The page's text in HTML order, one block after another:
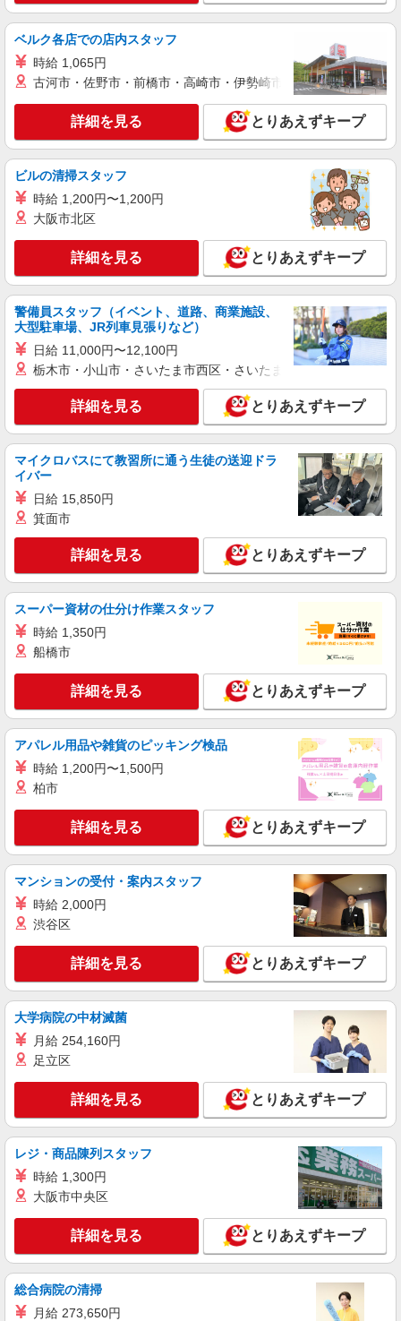
キープ 詳細を見る
紹介予定派遣
パーソルテンプスタッフ株式会社 静岡コーディネートセンター（浜
松）/26-0617475
≪昇給／賞与あり≫不動産の管理事務と現場で
の確認etc.未経験OK￥1,420〜
時給1420円 ●月収例：￥1,420×8時間＝
￥11,360×21日＝￥238,560+交通費+残業代
静岡県浜松市中央区／最寄駅：浜松駅、新浜松
キープ 詳細を見る
派遣社員
パーソルテンプスタッフ株式会社 静岡コーディネートセンター（浜
松）/26-0557619
注文対応や伝票入力★PC入力と電話対応が出
来ればOK！
時給1400円
静岡県浜松市中央区／最寄駅：天竜川駅、浜松
駅 【旧東区】 ≪車通勤可≫ 無料駐車場あり
ます♪
キープ 詳細を見る
派遣社員
パーソルテンプスタッフ株式会社 静岡コーディネートセンター（浜
PC使った業務の経験あればできる！データ入
力や総務的［一般事務］
時給1400円 ○月収例：￥1,400×7時間30分＝
￥10,500×21日＝￥220,500+交通費
静岡県浜松市中央区／最寄駅：浜松駅、第一通
キープ 詳細を見る
派遣社員
パーソルテンプスタッフ株式会社 静岡コーディネートセンター（浜
松）/26-0577363
［お手伝いがメイン♪］ゆったりかんたん入力
＆気分転換にプチ農業＠1400円
時給1400円
静岡県浜松市中央区／最寄駅：気賀駅、自動車
学校前駅 【旧西区】 ≪車通勤可≫ ●無料
P（建屋すぐヨコ）
キープ 詳細を見る
パーソルテンプスタッフ株式会社 静岡コーディネートセンター（浜
松）/26-0625237
事務経験積もう♪
静岡県浜松市中央区／最寄駅：曳馬駅、天竜川
駅 【旧東区】 ≪車通勤可≫ 駐車場は敷地内
なので朝の移動も・雨もラクラクです♪
キープ 詳細を見る
パーソルテンプスタッフ株式会社 静岡コーディネートセンター（浜
松）/26-0622371
＜天竜川駅から車12分＞17時半マデ★英語使
用★事務のお仕事♪
時給1450円〜1480円（経験・能力による） 月
収例：248,640円＋残業代（時給1,480円×8時間
静岡県浜松市中央区／最寄駅：天竜川駅、浜松
駅 【旧南区】 ≪車通勤可≫ 敷地内に無料駐
ベルク各店での店内スタッフ
時給 1,065円
古河市・佐野市・前橋市・高崎市・伊勢崎市・太田市・館林市
詳細を見る とりあえずキープ
ビルの清掃スタッフ
時給 1,200円〜1,200円
大阪市北区
詳細を見る とりあえずキープ
警備員スタッフ（イベント、道路、商業施設、
大型駐車場、JR列車見張りなど）
日給 11,000円〜12,100円
栃木市・小山市・さいたま市西区・さいたま市岩槻区・久喜市・
詳細を見る とりあえずキープ
マイクロバスにて教習所に通う生徒の送迎ドラ
イバー
日給 15,850円
箕面市
詳細を見る とりあえずキープ
スーパー資材の仕分け作業スタッフ
時給 1,350円
船橋市
詳細を見る とりあえずキープ
アパレル用品や雑貨のピッキング検品
時給 1,200円〜1,500円
柏市
詳細を見る とりあえずキープ
マンションの受付・案内スタッフ
時給 2,000円
渋谷区
詳細を見る とりあえずキープ
大学病院の中材滅菌
月給 254,160円
足立区
詳細を見る とりあえずキープ
レジ・商品陳列スタッフ
時給 1,300円
大阪市中央区
詳細を見る とりあえずキープ
総合病院の清掃
月給 273,650円